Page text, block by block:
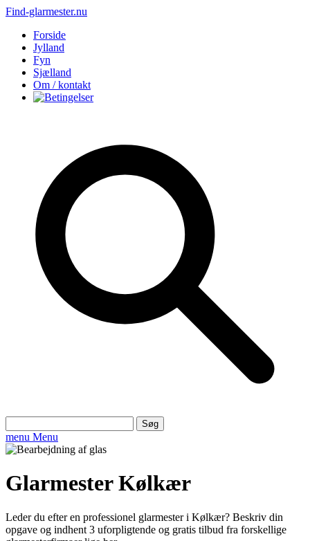
Find-glarmester.nu
Forside
Jylland
Fyn
Sjælland
Om / kontakt
efter:
menu Menu
Glarmester Kølkær
Leder du efter en professionel glarmester i Kølkær? Beskriv din
opgave og indhent 3 uforpligtende og gratis tilbud fra forskellige